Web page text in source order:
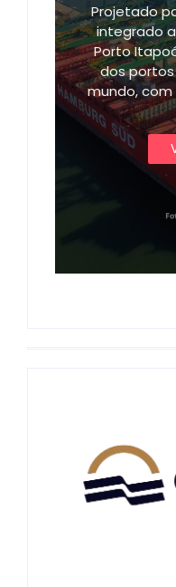
Projetado
integrado
Porto
dos
mundo,